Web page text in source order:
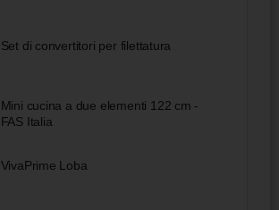
Set di convertitori per filettatura
Mini cucina a due elementi 122 cm -
FAS Italia
VivaPrime Loba